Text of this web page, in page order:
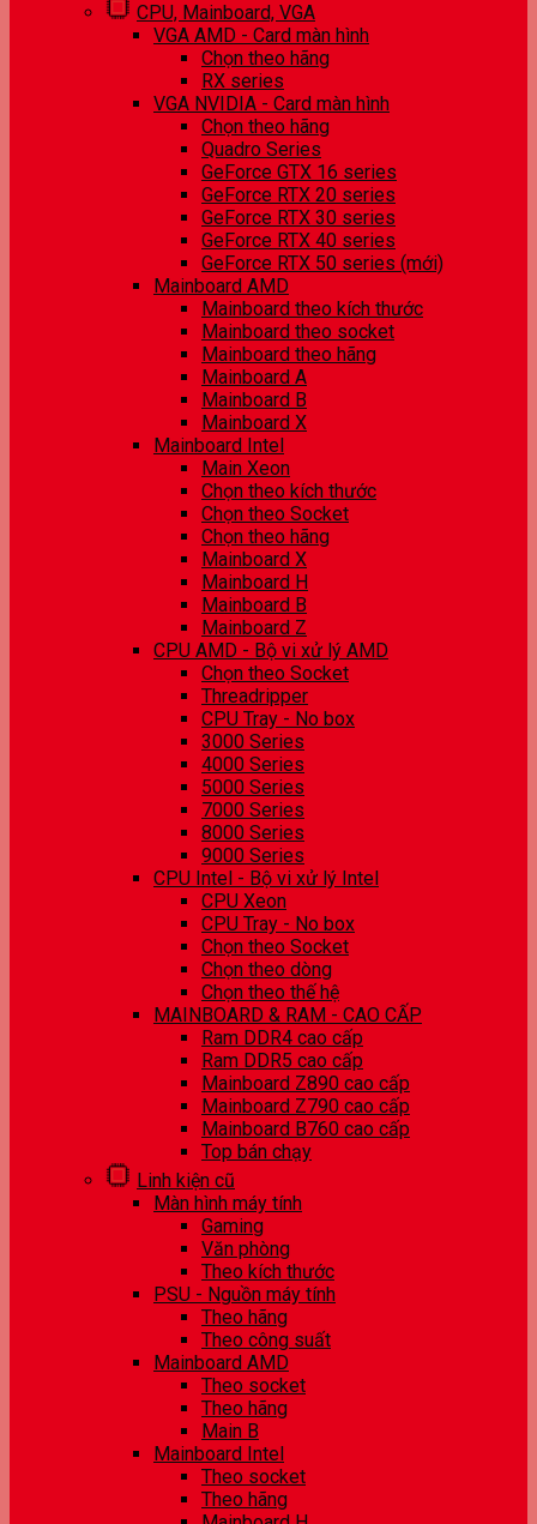
CPU, Mainboard, VGA
VGA AMD - Card màn hình
Chọn theo hãng
RX series
VGA NVIDIA - Card màn hình
Chọn theo hãng
Quadro Series
GeForce GTX 16 series
GeForce RTX 20 series
GeForce RTX 30 series
GeForce RTX 40 series
GeForce RTX 50 series (mới)
Mainboard AMD
Mainboard theo kích thước
Mainboard theo socket
Mainboard theo hãng
Mainboard A
Mainboard B
Mainboard X
Mainboard Intel
Main Xeon
Chọn theo kích thước
Chọn theo Socket
Chọn theo hãng
Mainboard X
Mainboard H
Mainboard B
Mainboard Z
CPU AMD - Bộ vi xử lý AMD
Chọn theo Socket
Threadripper
CPU Tray - No box
3000 Series
4000 Series
5000 Series
7000 Series
8000 Series
9000 Series
CPU Intel - Bộ vi xử lý Intel
CPU Xeon
CPU Tray - No box
Chọn theo Socket
Chọn theo dòng
Chọn theo thế hệ
MAINBOARD & RAM - CAO CẤP
Ram DDR4 cao cấp
Ram DDR5 cao cấp
Mainboard Z890 cao cấp
Mainboard Z790 cao cấp
Mainboard B760 cao cấp
Top bán chạy
Linh kiện cũ
Màn hình máy tính
Gaming
Văn phòng
Theo kích thước
PSU - Nguồn máy tính
Theo hãng
Theo công suất
Mainboard AMD
Theo socket
Theo hãng
Main B
Mainboard Intel
Theo socket
Theo hãng